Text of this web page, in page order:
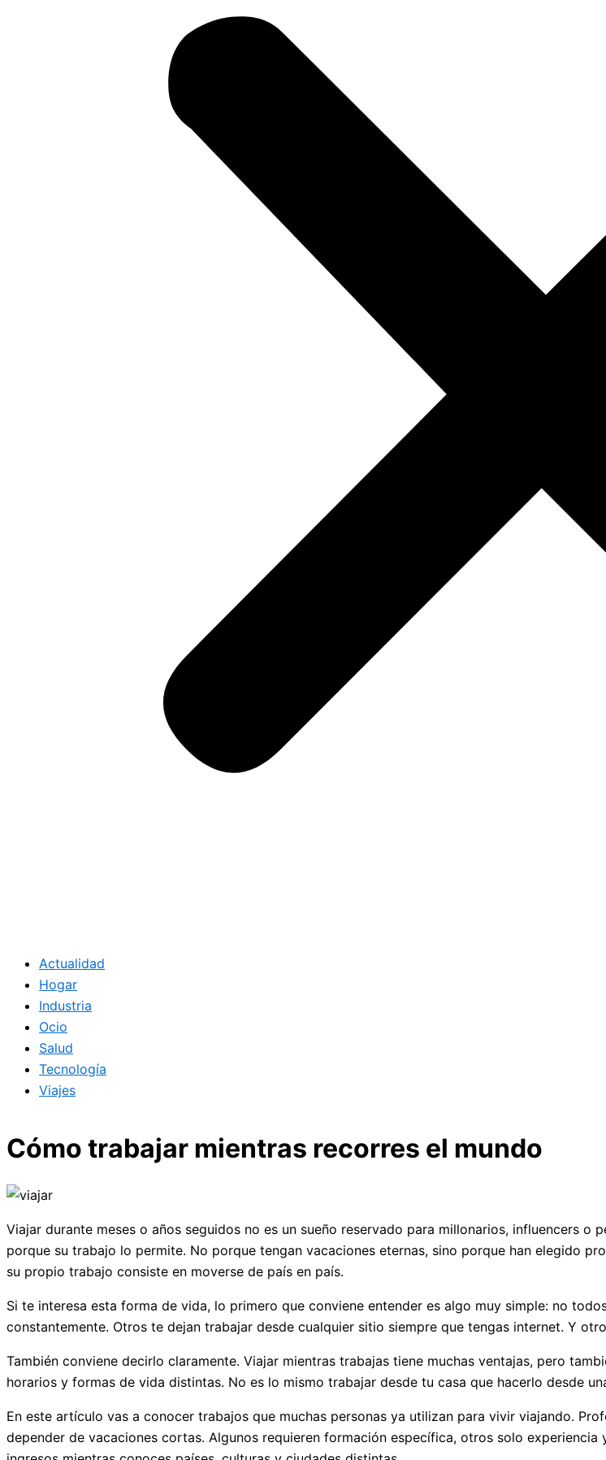
Actualidad
Hogar
Industria
Ocio
Salud
Tecnología
Viajes
Cómo trabajar mientras recorres el mundo
Viajar durante meses o años seguidos no es un sueño reservado para millonarios, influencers o
porque su trabajo lo permite. No porque tengan vacaciones eternas, sino porque han elegido
su propio trabajo consiste en moverse de país en país.
Si te interesa esta forma de vida, lo primero que conviene entender es algo muy simple: no
constantemente. Otros te dejan trabajar desde cualquier sitio siempre que tengas internet. Y
También conviene decirlo claramente. Viajar mientras trabajas tiene muchas ventajas, pero
horarios y formas de vida distintas. No es lo mismo trabajar desde tu casa que hacerlo desde
En este artículo vas a conocer trabajos que muchas personas ya utilizan para vivir viajando.
depender de vacaciones cortas. Algunos requieren formación específica, otros solo